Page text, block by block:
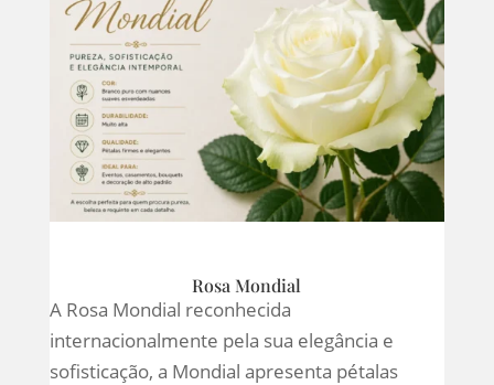
Rosa Mondial
A Rosa Mondial reconhecida
internacionalmente pela sua elegância e
sofisticação, a Mondial apresenta pétalas